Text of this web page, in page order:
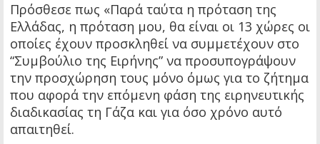
Πρόσθεσε πως «Παρά ταύτα η πρόταση της
Ελλάδας, η πρόταση μου, θα είναι οι 13 χώρες οι
οποίες έχουν προσκληθεί να συμμετέχουν στο
“Συμβούλιο της Ειρήνης” να προσυπογράψουν
την προσχώρηση τους μόνο όμως για το ζήτημα
που αφορά την επόμενη φάση της ειρηνευτικής
διαδικασίας τη Γάζα και για όσο χρόνο αυτό
απαιτηθεί.